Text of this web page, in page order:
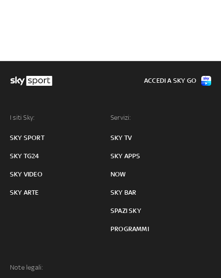
I siti Sky:
SKY SPORT
SKY TG24
SKY VIDEO
SKY ARTE
Servizi:
SKY TV
SKY APPS
NOW
SKY BAR
SPAZI SKY
PROGRAMMI
Note legali:
ACCEDI A SKY GO